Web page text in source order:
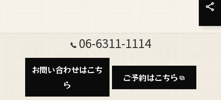
06-6311-1114
お問い合わせはこち
ら
ご予約はこちら